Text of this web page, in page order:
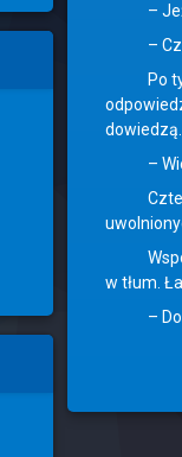
– Jeżeli
– Czy
Po tym
dowiedzą.
–
Cztery
w tłum.
–